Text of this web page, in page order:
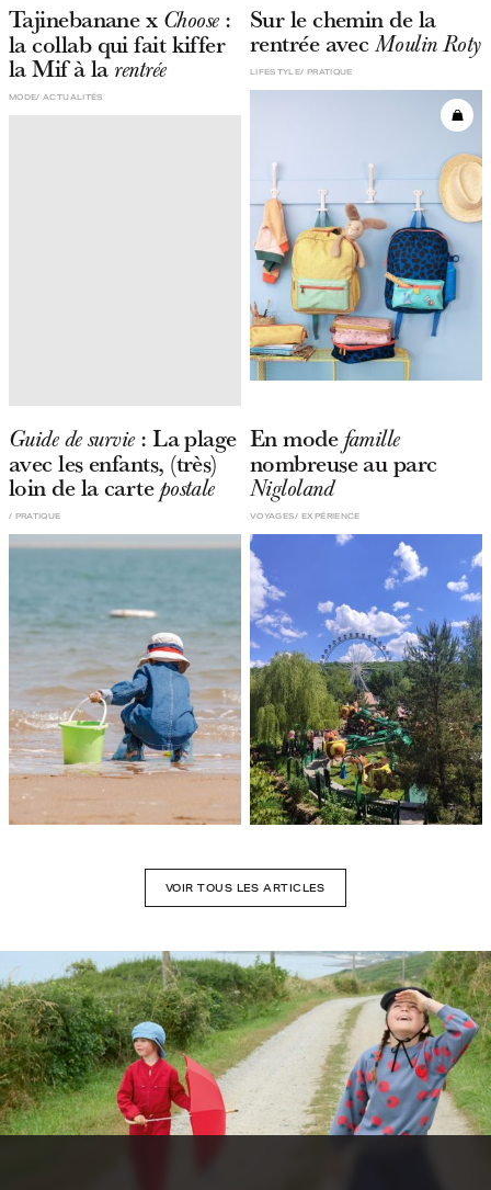
Tajinebanane x Choose:
la collab qui fait kiffer
la Mif à larentrée
ACTUALITÉS
MODE
Sur le chemin de la
rentrée avecMoulin Roty
LIFESTYLE PRATIQUE
Guide de survie: La plage
avec les enfants, (très)
loin de la cartepostale
PRATIQUE
En mode famille
nombreuse au parc
Nigloland
EXPÉRIENCE
VOYAGES
VOIR TOUS LES ARTICLES